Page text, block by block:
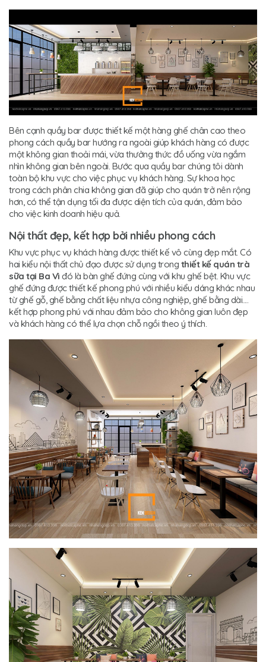
Bên cạnh quầy bar được thiết kế một hàng ghế chân cao theo
phong cách quầy bar hướng ra ngoài giúp khách hàng có được
một không gian thoải mái, vừa thưởng thức đồ uống vừa ngắm
nhìn không gian bên ngoài. Bước qua quầy bar chúng tôi dành
toàn bộ khu vực cho việc phục vụ khách hàng. Sự khoa học
trong cách phân chia không gian đã giúp cho quán trở nên rộng
hơn, có thể tận dụng tối đa được diện tích của quán, đảm bảo
cho việc kinh doanh hiệu quả.
Nội thất đẹp, kết hợp bởi nhiều phong cách
Khu vực phục vụ khách hàng được thiết kế vô cùng đẹp mắt. Có
hai kiểu nội thất chủ đạo được sử dụng trong thiết kế quán trà
sữa tại Ba Vì đó là bàn ghế đứng cùng với khu ghế bệt. Khu vực
ghế đứng được thiết kế phong phú với nhiều kiểu dáng khác nhau
từ ghế gỗ, ghế bằng chất liệu nhựa công nghiệp, ghế bằng dài....
kết hợp phong phú với nhau đảm bảo cho không gian luôn đẹp
và khách hàng có thể lựa chọn chỗ ngồi theo ý thích.